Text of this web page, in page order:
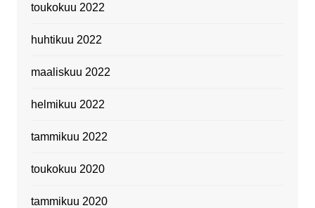
toukokuu 2022
huhtikuu 2022
maaliskuu 2022
helmikuu 2022
tammikuu 2022
toukokuu 2020
tammikuu 2020